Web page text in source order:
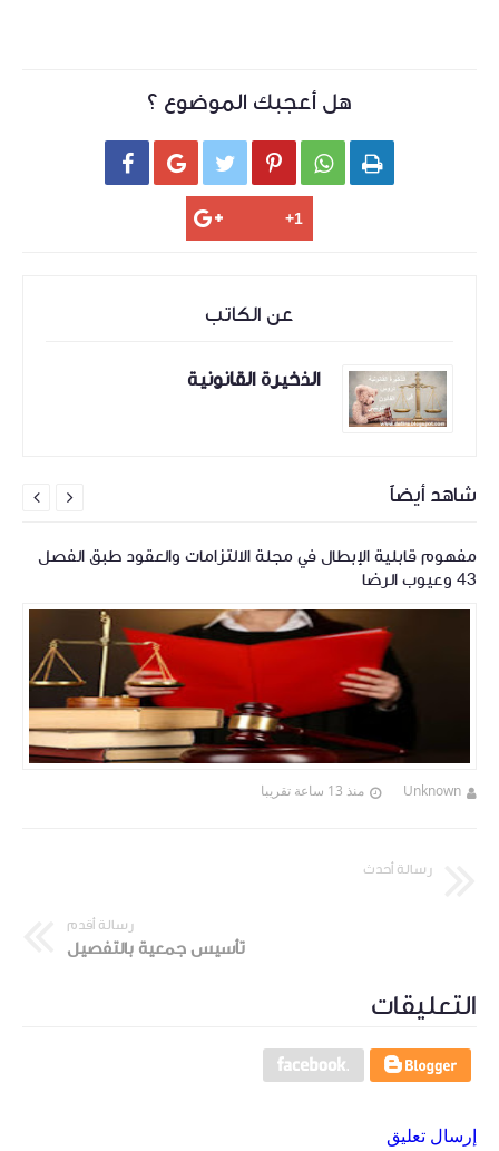
هل أعجبك الموضوع ؟
     
عن الكاتب
الذخيرة القانونية
شاهد أيضاً
مفهوم قابلية الإبطال في مجلة الالتزامات والعقود طبق الفصل
43 وعيوب الرضا
Unknown منذ 13 ساعة تقريبا


رسالة أحدث
رسالة أقدم
تأسيس جمعية بالتفصيل
التعليقات
إرسال تعليق